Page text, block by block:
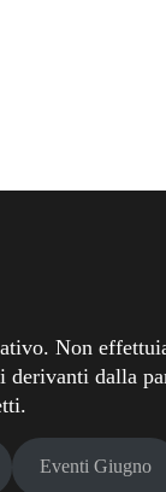
Non
dalla
Eventi Giugno